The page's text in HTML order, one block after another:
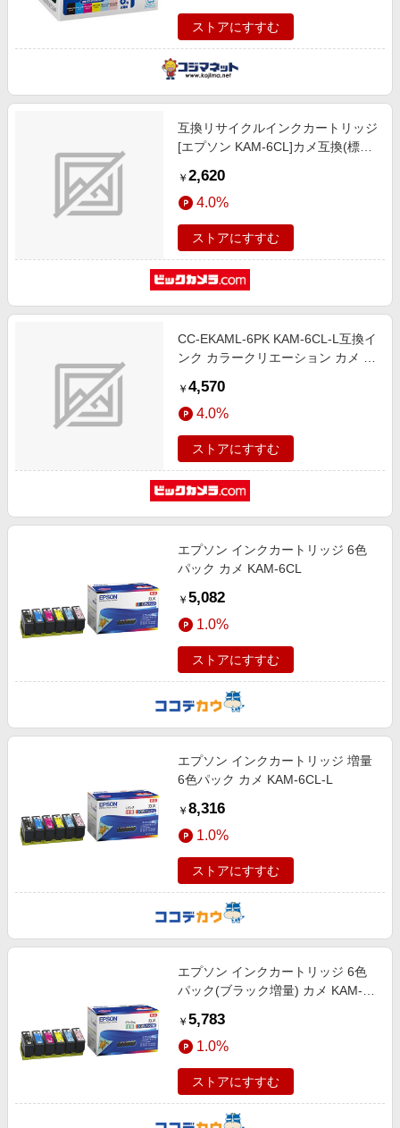
ストアにすすむ
互換リサイクルインクカートリッジ
[エプソン KAM-6CL]カメ互換(標準
￥ 2,620
4.0%
ストアにすすむ
CC-EKAML-6PK KAM-6CL-L互換イ
ンク カラークリエーション カメ エ
タ、イエロー、ライトシアン、ライ
トマゼンタ 6個パック 使い切りタ
イプ [エプソン KAM-6CL-L]カメ互
換(増量) 6色パック
￥ 4,570
4.0%
ストアにすすむ
エプソン インクカートリッジ 6色
パック カメ KAM-6CL
￥ 5,082
1.0%
ストアにすすむ
エプソン インクカートリッジ 増量
6色パック カメ KAM-6CL-L
￥ 8,316
1.0%
ストアにすすむ
エプソン インクカートリッジ 6色
パック(ブラック増量) カメ KAM-
￥ 5,783
1.0%
ストアにすすむ